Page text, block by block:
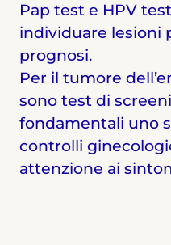
Pap test e HPV
individuare lesioni
prognosi.
Per il tumore
sono test di
fondamentali uno
controlli
attenzione ai